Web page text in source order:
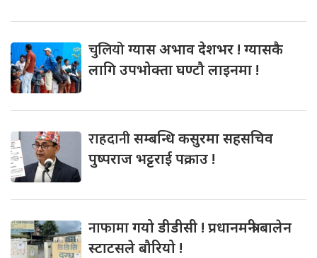
चुलियोग्यास अभाव देशभर ! ग्यासकै
लागि उपभोक्ता घण्टौ लाइनमा !
राहदानीसम्बन्धि कसुरमा सहसचिव
पुष्पराज भट्टराई पक्राउ !
नाफामागयो डीडीसी ! प्रधानमन्त्री बालेन
स्टाटसले बौरियो !